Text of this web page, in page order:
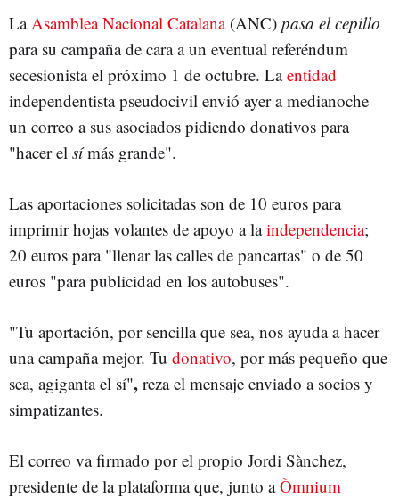
LaAsamblea Nacional Catalana(ANC) pasa el cepillo
para su campaña de cara a un eventual referéndum
secesionista el próximo 1 de octubre. Laentidad
independentista pseudocivil envió ayer a medianoche
un correo a sus asociados pidiendo donativos para
"hacer el símás grande".
Las aportaciones solicitadas son de 10 euros para
imprimir hojas volantes de apoyo a laindependencia;
20 euros para "llenar las calles de pancartas" o de 50
euros "para publicidad en los autobuses".
"Tu aportación, por sencilla que sea, nos ayuda a hacer
una campaña mejor. Tu donativo, por más pequeño que
sea, agiganta el sí", reza el mensaje enviado a socios y
simpatizantes.
El correo va firmado por el propio Jordi Sànchez,
presidente de la plataforma que, junto aÒmnium